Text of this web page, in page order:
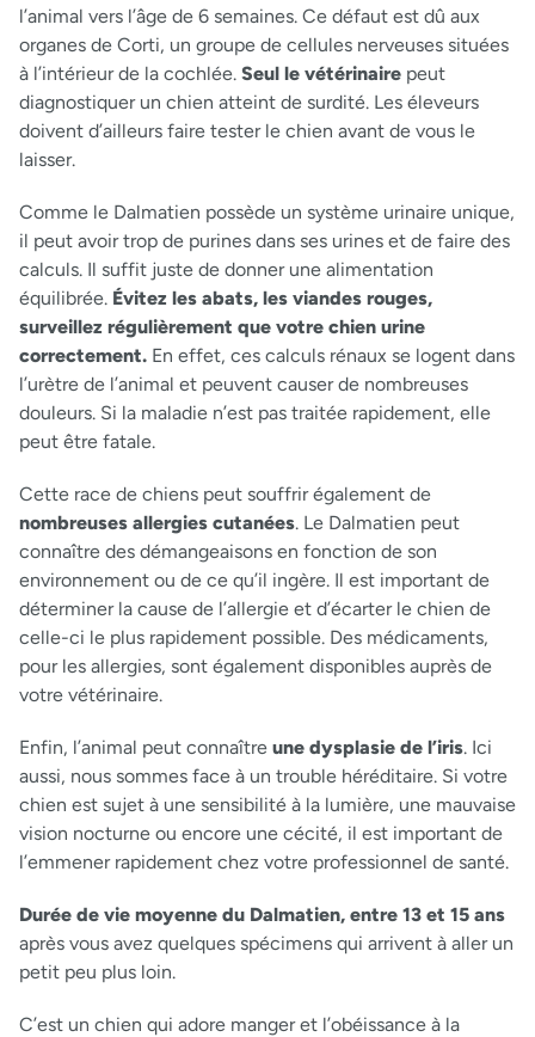
l’animal vers l’âge de 6 semaines. Ce défaut est dû aux
organes de Corti, un groupe de cellules nerveuses situées
à l’intérieur de la cochlée. Seul le vétérinaire peut
diagnostiquer un chien atteint de surdité. Les éleveurs
doivent d’ailleurs faire tester le chien avant de vous le
laisser.
Comme le Dalmatien possède un système urinaire unique,
il peut avoir trop de purines dans ses urines et de faire des
calculs. Il suffit juste de donner une alimentation
équilibrée. Évitez les abats, les viandes rouges,
surveillez régulièrement que votre chien urine
correctement. En effet, ces calculs rénaux se logent dans
l’urètre de l’animal et peuvent causer de nombreuses
douleurs. Si la maladie n’est pas traitée rapidement, elle
peut être fatale.
Cette race de chiens peut souffrir également de
nombreuses allergies cutanées. Le Dalmatien peut
connaître des démangeaisons en fonction de son
environnement ou de ce qu’il ingère. Il est important de
déterminer la cause de l’allergie et d’écarter le chien de
celle-ci le plus rapidement possible. Des médicaments,
pour les allergies, sont également disponibles auprès de
votre vétérinaire.
Enfin, l’animal peut connaître une dysplasie de l’iris. Ici
aussi, nous sommes face à un trouble héréditaire. Si votre
chien est sujet à une sensibilité à la lumière, une mauvaise
vision nocturne ou encore une cécité, il est important de
l’emmener rapidement chez votre professionnel de santé.
Durée de vie moyenne du Dalmatien, entre 13 et 15 ans
après vous avez quelques spécimens qui arrivent à aller un
petit peu plus loin.
C’est un chien qui adore manger et l’obéissance à la